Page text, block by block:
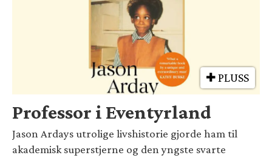
PLUSS
Professor i Eventyrland
Jason Ardays utrolige livshistorie gjorde ham til
akademisk superstjerne og den yngste svarte